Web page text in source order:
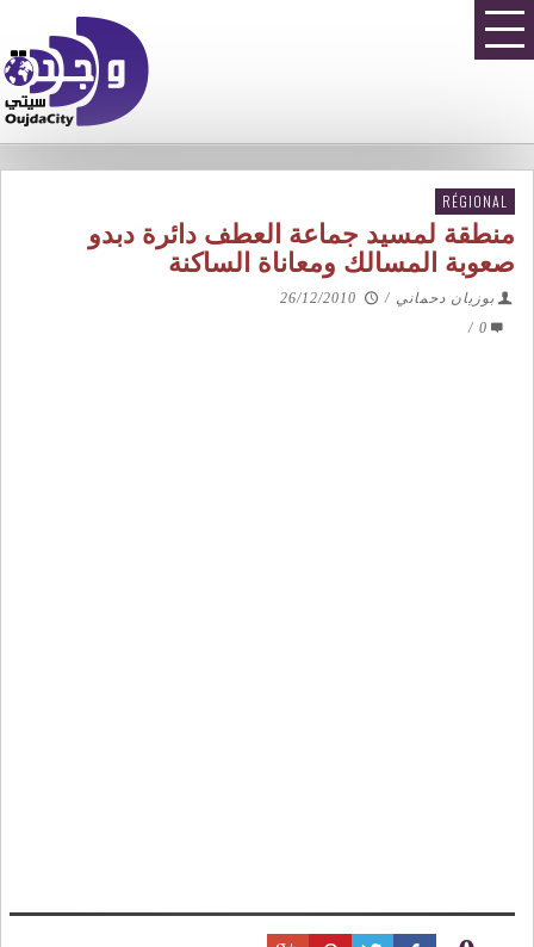
RÉGIONAL
منطقة لمسيد جماعة العطف دائرة دبدو
صعوبة المسالك ومعاناة الساكنة
بوزيان دحماني /
26/12/2010
0
/